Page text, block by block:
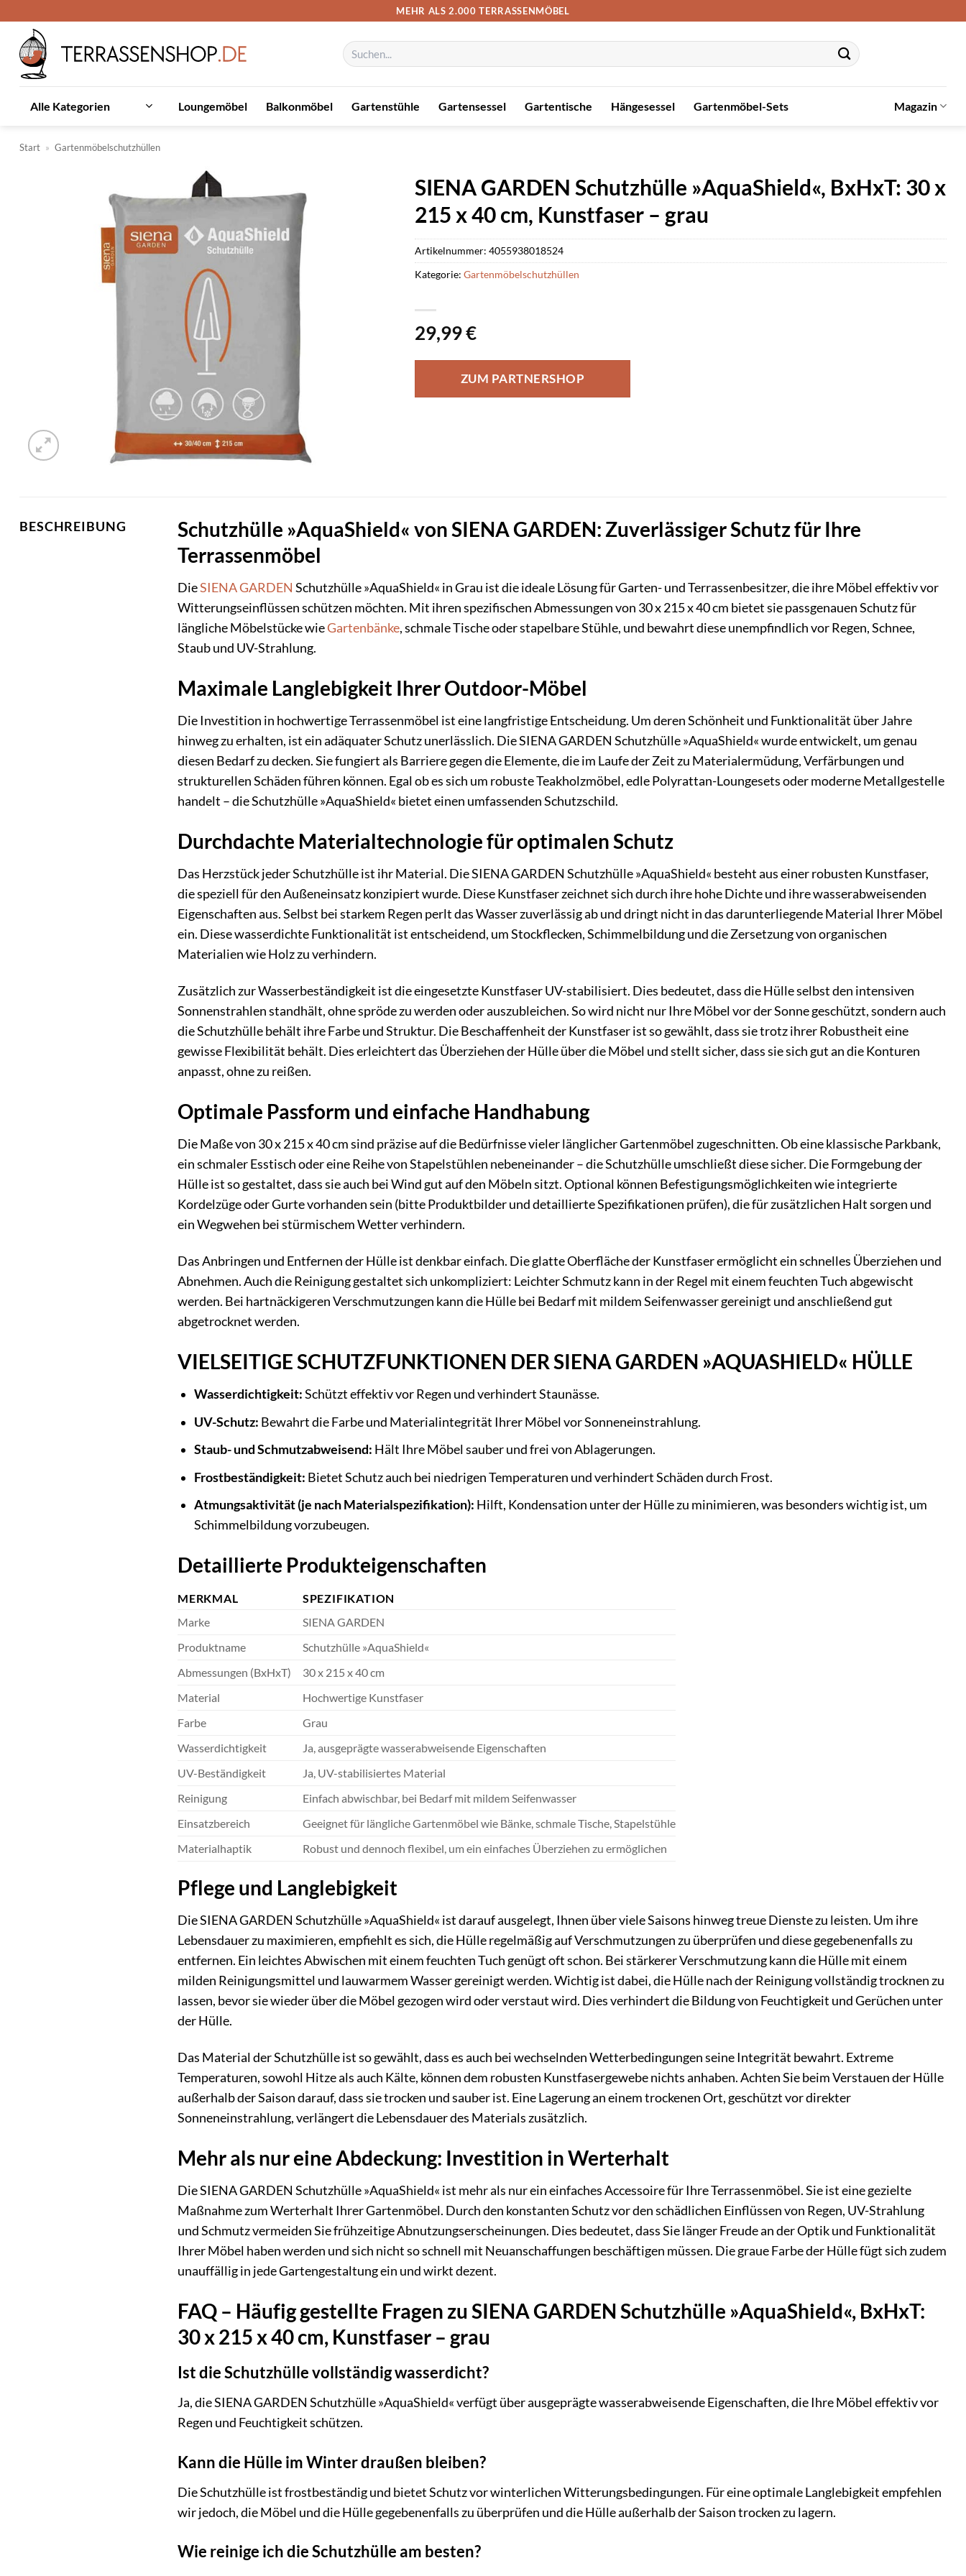
Inhalt
springen
MEHR ALS 2.000 TERRASSENMÖBEL
Suchen
nach:
Alle Kategorien Loungemöbel Balkonmöbel Gartenstühle Gartensessel Gartentische Hängesessel Gartenmöbel-Sets Magazin
Start » Gartenmöbelschutzhüllen
SIENA GARDEN Schutzhülle »AquaShield«, BxHxT: 30 x
215 x 40 cm, Kunstfaser – grau
29,99€
ZUM PARTNERSHOP
Artikelnummer: 4055938018524
Kategorie: Gartenmöbelschutzhüllen
BESCHREIBUNG
Schutzhülle »AquaShield« von SIENA GARDEN: Zuverlässiger Schutz für Ihre
Terrassenmöbel
DieSIENA GARDEN Schutzhülle »AquaShield« in Grau ist die ideale Lösung für Garten- und Terrassenbesitzer, die ihre Möbel effektiv vor
Witterungseinflüssen schützen möchten. Mit ihren spezifischen Abmessungen von 30 x 215 x 40 cm bietet sie passgenauen Schutz für
längliche Möbelstücke wieGartenbänke, schmale Tische oder stapelbare Stühle, und bewahrt diese unempfindlich vor Regen, Schnee,
Staub und UV-Strahlung.
Maximale Langlebigkeit Ihrer Outdoor-Möbel
Die Investition in hochwertige Terrassenmöbel ist eine langfristige Entscheidung. Um deren Schönheit und Funktionalität über Jahre
hinweg zu erhalten, ist ein adäquater Schutz unerlässlich. Die SIENA GARDEN Schutzhülle »AquaShield« wurde entwickelt, um genau
diesen Bedarf zu decken. Sie fungiert als Barriere gegen die Elemente, die im Laufe der Zeit zu Materialermüdung, Verfärbungen und
strukturellen Schäden führen können. Egal ob es sich um robuste Teakholzmöbel, edle Polyrattan-Loungesets oder moderne Metallgestelle
handelt – die Schutzhülle »AquaShield« bietet einen umfassenden Schutzschild.
Durchdachte Materialtechnologie für optimalen Schutz
Das Herzstück jeder Schutzhülle ist ihr Material. Die SIENA GARDEN Schutzhülle »AquaShield« besteht aus einer robusten Kunstfaser,
die speziell für den Außeneinsatz konzipiert wurde. Diese Kunstfaser zeichnet sich durch ihre hohe Dichte und ihre wasserabweisenden
Eigenschaften aus. Selbst bei starkem Regen perlt das Wasser zuverlässig ab und dringt nicht in das darunterliegende Material Ihrer Möbel
ein. Diese wasserdichte Funktionalität ist entscheidend, um Stockflecken, Schimmelbildung und die Zersetzung von organischen
Materialien wie Holz zu verhindern.
Zusätzlich zur Wasserbeständigkeit ist die eingesetzte Kunstfaser UV-stabilisiert. Dies bedeutet, dass die Hülle selbst den intensiven
Sonnenstrahlen standhält, ohne spröde zu werden oder auszubleichen. So wird nicht nur Ihre Möbel vor der Sonne geschützt, sondern auch
die Schutzhülle behält ihre Farbe und Struktur. Die Beschaffenheit der Kunstfaser ist so gewählt, dass sie trotz ihrer Robustheit eine
gewisse Flexibilität behält. Dies erleichtert das Überziehen der Hülle über die Möbel und stellt sicher, dass sie sich gut an die Konturen
anpasst, ohne zu reißen.
Optimale Passform und einfache Handhabung
Die Maße von 30 x 215 x 40 cm sind präzise auf die Bedürfnisse vieler länglicher Gartenmöbel zugeschnitten. Ob eine klassische Parkbank,
ein schmaler Esstisch oder eine Reihe von Stapelstühlen nebeneinander – die Schutzhülle umschließt diese sicher. Die Formgebung der
Hülle ist so gestaltet, dass sie auch bei Wind gut auf den Möbeln sitzt. Optional können Befestigungsmöglichkeiten wie integrierte
Kordelzüge oder Gurte vorhanden sein (bitte Produktbilder und detaillierte Spezifikationen prüfen), die für zusätzlichen Halt sorgen und
ein Wegwehen bei stürmischem Wetter verhindern.
Das Anbringen und Entfernen der Hülle ist denkbar einfach. Die glatte Oberfläche der Kunstfaser ermöglicht ein schnelles Überziehen und
Abnehmen. Auch die Reinigung gestaltet sich unkompliziert: Leichter Schmutz kann in der Regel mit einem feuchten Tuch abgewischt
werden. Bei hartnäckigeren Verschmutzungen kann die Hülle bei Bedarf mit mildem Seifenwasser gereinigt und anschließend gut
abgetrocknet werden.
VIELSEITIGE SCHUTZFUNKTIONEN DER SIENA GARDEN »AQUASHIELD« HÜLLE
Wasserdichtigkeit:Schützt effektiv vor Regen und verhindert Staunässe.
UV-Schutz: Bewahrt die Farbe und Materialintegrität Ihrer Möbel vor Sonneneinstrahlung.
Staub- und Schmutzabweisend: Hält Ihre Möbel sauber und frei von Ablagerungen.
Frostbeständigkeit: Bietet Schutz auch bei niedrigen Temperaturen und verhindert Schäden durch Frost.
Atmungsaktivität (je nach Materialspezifikation): Hilft, Kondensation unter der Hülle zu minimieren, was besonders wichtig ist, um
Schimmelbildung vorzubeugen.
Detaillierte Produkteigenschaften
MERKMAL
SPEZIFIKATION
Marke
SIENA GARDEN
Produktname
Schutzhülle »AquaShield«
Abmessungen (BxHxT)
30 x 215 x 40 cm
Material
Hochwertige Kunstfaser
Farbe
Grau
Wasserdichtigkeit
Ja, ausgeprägte wasserabweisende Eigenschaften
UV-Beständigkeit
Ja, UV-stabilisiertes Material
Reinigung
Einfach abwischbar, bei Bedarf mit mildem Seifenwasser
Einsatzbereich
Geeignet für längliche Gartenmöbel wie Bänke, schmale Tische, Stapelstühle
Materialhaptik
Robust und dennoch flexibel, um ein einfaches Überziehen zu ermöglichen
Pflege und Langlebigkeit
Die SIENA GARDEN Schutzhülle »AquaShield« ist darauf ausgelegt, Ihnen über viele Saisons hinweg treue Dienste zu leisten. Um ihre
Lebensdauer zu maximieren, empfiehlt es sich, die Hülle regelmäßig auf Verschmutzungen zu überprüfen und diese gegebenenfalls zu
entfernen. Ein leichtes Abwischen mit einem feuchten Tuch genügt oft schon. Bei stärkerer Verschmutzung kann die Hülle mit einem
milden Reinigungsmittel und lauwarmem Wasser gereinigt werden. Wichtig ist dabei, die Hülle nach der Reinigung vollständig trocknen zu
lassen, bevor sie wieder über die Möbel gezogen wird oder verstaut wird. Dies verhindert die Bildung von Feuchtigkeit und Gerüchen unter
der Hülle.
Das Material der Schutzhülle ist so gewählt, dass es auch bei wechselnden Wetterbedingungen seine Integrität bewahrt. Extreme
Temperaturen, sowohl Hitze als auch Kälte, können dem robusten Kunstfasergewebe nichts anhaben. Achten Sie beim Verstauen der Hülle
außerhalb der Saison darauf, dass sie trocken und sauber ist. Eine Lagerung an einem trockenen Ort, geschützt vor direkter
Sonneneinstrahlung, verlängert die Lebensdauer des Materials zusätzlich.
Mehr als nur eine Abdeckung: Investition in Werterhalt
Die SIENA GARDEN Schutzhülle »AquaShield« ist mehr als nur ein einfaches Accessoire für Ihre Terrassenmöbel. Sie ist eine gezielte
Maßnahme zum Werterhalt Ihrer Gartenmöbel. Durch den konstanten Schutz vor den schädlichen Einflüssen von Regen, UV-Strahlung
und Schmutz vermeiden Sie frühzeitige Abnutzungserscheinungen. Dies bedeutet, dass Sie länger Freude an der Optik und Funktionalität
Ihrer Möbel haben werden und sich nicht so schnell mit Neuanschaffungen beschäftigen müssen. Die graue Farbe der Hülle fügt sich zudem
unauffällig in jede Gartengestaltung ein und wirkt dezent.
FAQ – Häufig gestellte Fragen zu SIENA GARDEN Schutzhülle »AquaShield«, BxHxT:
30 x 215 x 40 cm, Kunstfaser – grau
Ist die Schutzhülle vollständig wasserdicht?
Ja, die SIENA GARDEN Schutzhülle »AquaShield« verfügt über ausgeprägte wasserabweisende Eigenschaften, die Ihre Möbel effektiv vor
Regen und Feuchtigkeit schützen.
Kann die Hülle im Winter draußen bleiben?
Die Schutzhülle ist frostbeständig und bietet Schutz vor winterlichen Witterungsbedingungen. Für eine optimale Langlebigkeit empfehlen
wir jedoch, die Möbel und die Hülle gegebenenfalls zu überprüfen und die Hülle außerhalb der Saison trocken zu lagern.
Wie reinige ich die Schutzhülle am besten?